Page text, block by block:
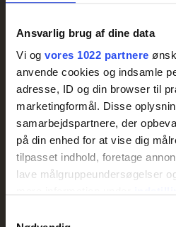
Ansvarlig brug af dine data
Vi og vores 1022 partnere
anvende cookies og indsamle
adresse, ID og din browser til
marketingformål. Disse
samarbejdspartnere, der
på din enhed for at vise dig
tilpasset indhold, foretage
lave målgruppeundersøgelser